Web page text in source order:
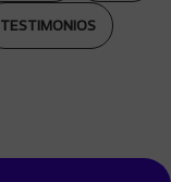
TESTIMONIOS